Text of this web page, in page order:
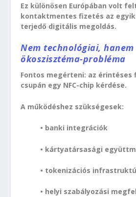
Ez különösen Európában volt
kontaktmentes fizetés az
terjedő digitális megoldás.
Nem technológiai, hanem
ökoszisztéma-probléma
Fontos megérteni: az érintéses
csupán egy NFC-chip kérdése.
A működéshez szükségesek:
• banki integrációk
• kártyatársasági
• tokenizációs
• helyi szabályozási